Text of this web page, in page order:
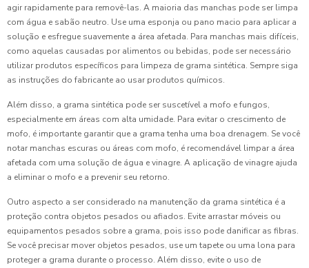
agir rapidamente para removê-las. A maioria das manchas pode ser limpa
com água e sabão neutro. Use uma esponja ou pano macio para aplicar a
solução e esfregue suavemente a área afetada. Para manchas mais difíceis,
como aquelas causadas por alimentos ou bebidas, pode ser necessário
utilizar produtos específicos para limpeza de grama sintética. Sempre siga
as instruções do fabricante ao usar produtos químicos.
Além disso, a grama sintética pode ser suscetível a mofo e fungos,
especialmente em áreas com alta umidade. Para evitar o crescimento de
mofo, é importante garantir que a grama tenha uma boa drenagem. Se você
notar manchas escuras ou áreas com mofo, é recomendável limpar a área
afetada com uma solução de água e vinagre. A aplicação de vinagre ajuda
a eliminar o mofo e a prevenir seu retorno.
Outro aspecto a ser considerado na manutenção da grama sintética é a
proteção contra objetos pesados ou afiados. Evite arrastar móveis ou
equipamentos pesados sobre a grama, pois isso pode danificar as fibras.
Se você precisar mover objetos pesados, use um tapete ou uma lona para
proteger a grama durante o processo. Além disso, evite o uso de